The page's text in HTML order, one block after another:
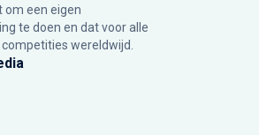
om een eigen
te doen en dat voor alle
wereldwijd.